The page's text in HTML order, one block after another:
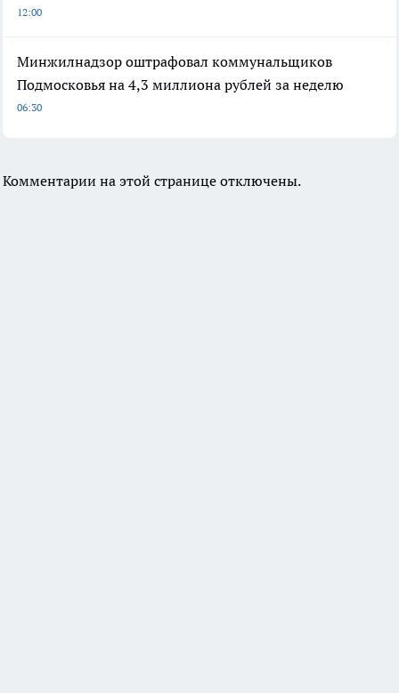
12:00
Минжилнадзор оштрафовал коммунальщиков
Подмосковья на 4,3 миллиона рублей за неделю
06:30
Комментарии на этой странице отключены.